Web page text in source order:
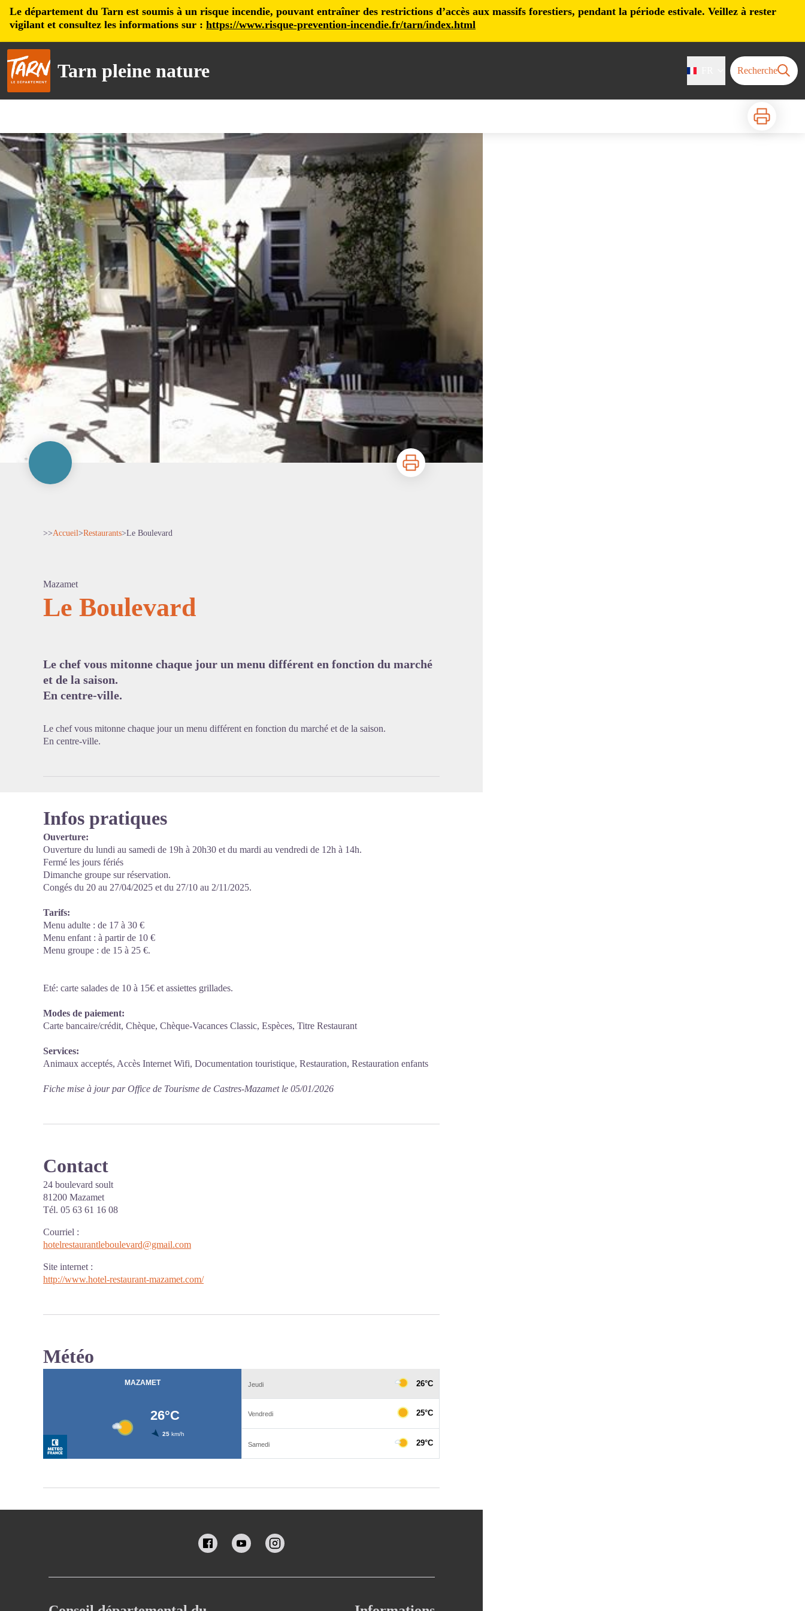
Le département du Tarn est soumis à un risque incendie, pouvant entraîner des restrictions d’accès aux massifs forestiers, pendant la période estivale. Veillez à rester
vigilant et consultez les informations sur : https://www.risque-prevention-incendie.fr/tarn/index.html
Tarn pleine nature Recherche
Imprimer
Imprimer
>>Accueil>Restaurants>Le Boulevard
Mazamet
Le Boulevard
Le chef vous mitonne chaque jour un menu différent en fonction du marché
et de la saison.
En centre-ville.
Le chef vous mitonne chaque jour un menu différent en fonction du marché et de la saison.
En centre-ville.
Infos pratiques
Ouverture:
Ouverture du lundi au samedi de 19h à 20h30 et du mardi au vendredi de 12h à 14h.
Fermé les jours fériés
Dimanche groupe sur réservation.
Congés du 20 au 27/04/2025 et du 27/10 au 2/11/2025.
Tarifs:
Menu adulte : de 17 à 30 €
Menu enfant : à partir de 10 €
Menu groupe : de 15 à 25 €.
Eté: carte salades de 10 à 15€ et assiettes grillades.
Modes de paiement:
Carte bancaire/crédit, Chèque, Chèque-Vacances Classic, Espèces, Titre Restaurant
Services:
Animaux acceptés, Accès Internet Wifi, Documentation touristique, Restauration, Restauration enfants
Fiche mise à jour par Office de Tourisme de Castres-Mazamet le 05/01/2026
Contact
24 boulevard soult
81200 Mazamet
Tél. 05 63 61 16 08
Courriel :
hotelrestaurantleboulevard@gmail.com
Site internet :
http://www.hotel-restaurant-mazamet.com/
Météo